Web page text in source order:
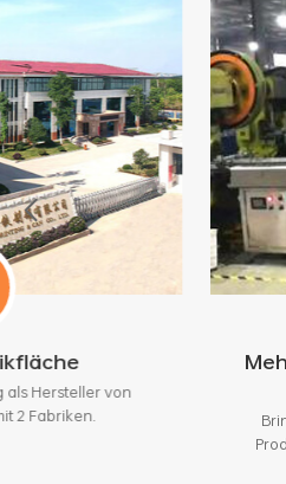
Mehr als
Bringen Sie mit
Produktionslinien